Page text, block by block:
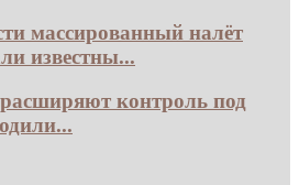
массированный налёт
известны...
контроль под